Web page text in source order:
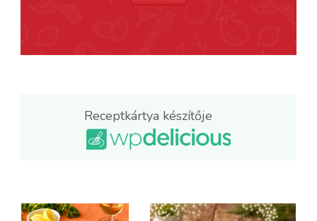
Receptkártya készítője